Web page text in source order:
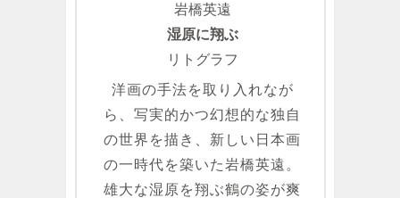
岩橋英遠
湿原に翔ぶ
リトグラフ
洋画の手法を取り入れなが
ら、写実的かつ幻想的な独自
の世界を描き、新しい日本画
の一時代を築いた岩橋英遠。
雄大な湿原を翔ぶ鶴の姿が爽